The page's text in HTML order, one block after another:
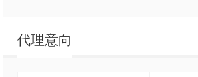
代理意向